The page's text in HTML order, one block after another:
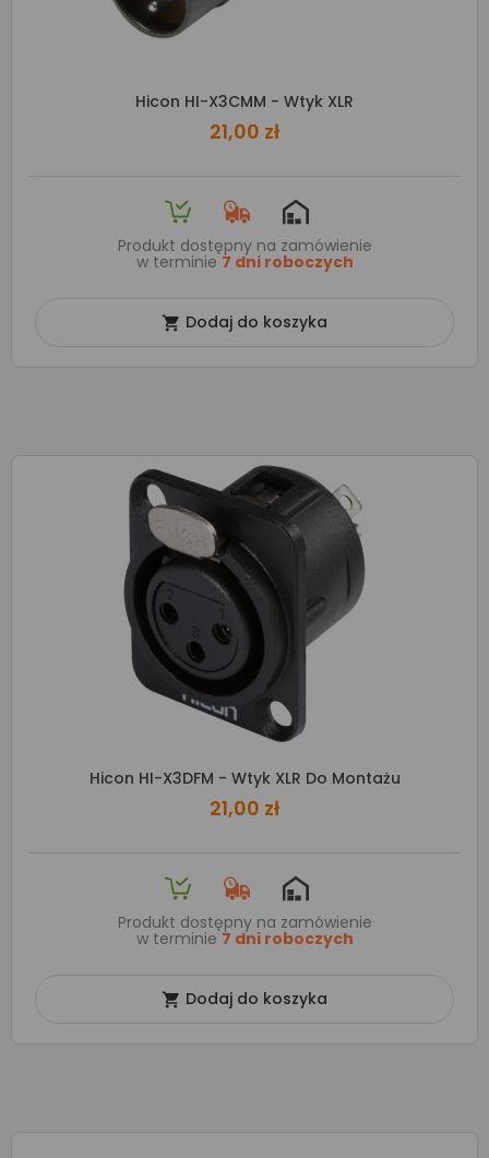
Hicon HI-X3CMM - Wtyk XLR
21,00 zł
Produkt dostępny na zamówienie
w terminie 7 dni roboczych
 Dodaj do koszyka
Hicon HI-X3DFM - Wtyk XLR Do Montażu
21,00 zł
Produkt dostępny na zamówienie
w terminie 7 dni roboczych
 Dodaj do koszyka